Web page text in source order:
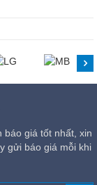
báo giá tốt nhất, xin
gửi báo giá mỗi khi